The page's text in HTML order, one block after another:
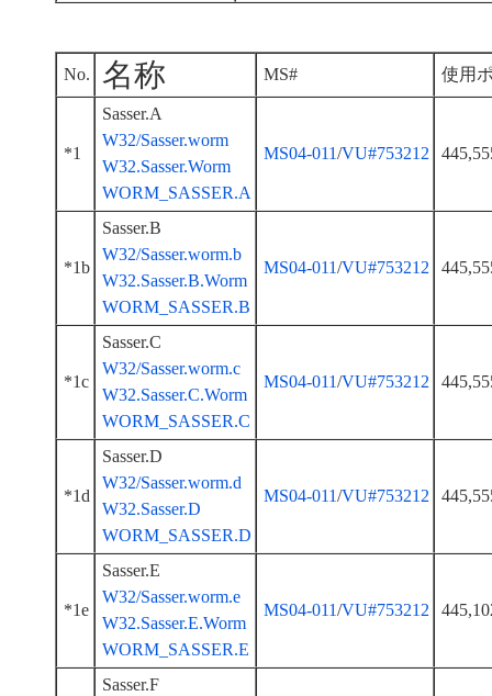
No. 名称 MS# 使用
*1
Sasser.A
W32/Sasser.worm
W32.Sasser.Worm
WORM_SASSER.A
MS04-011/VU#753212
*1b
Sasser.B
W32/Sasser.worm.b
W32.Sasser.B.Worm
WORM_SASSER.B
MS04-011/VU#753212
*1c
Sasser.C
W32/Sasser.worm.c
W32.Sasser.C.Worm
WORM_SASSER.C
MS04-011/VU#753212
*1d
Sasser.D
W32/Sasser.worm.d
W32.Sasser.D
WORM_SASSER.D
MS04-011/VU#753212
*1e
Sasser.E
W32/Sasser.worm.e
W32.Sasser.E.Worm
WORM_SASSER.E
MS04-011/VU#753212
Sasser.F